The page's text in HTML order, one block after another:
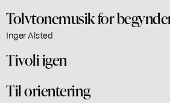
Tolvtonemusik for
Inger Alsted
Tivoli igen
Til orientering